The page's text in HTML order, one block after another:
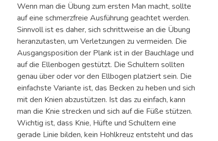
Wenn man die Übung zum ersten Man macht, sollte
auf eine schmerzfreie Ausführung geachtet werden.
Sinnvoll ist es daher, sich schrittweise an die Übung
heranzutasten, um Verletzungen zu vermeiden. Die
Ausgangsposition der Plank ist in der Bauchlage und
auf die Ellenbogen gestützt. Die Schultern sollten
genau über oder vor den Ellbogen platziert sein. Die
einfachste Variante ist, das Becken zu heben und sich
mit den Knien abzustützen. Ist das zu einfach, kann
man die Knie strecken und sich auf die Füße stützen.
Wichtig ist, dass Knie, Hüfte und Schultern eine
gerade Linie bilden, kein Hohlkreuz entsteht und das